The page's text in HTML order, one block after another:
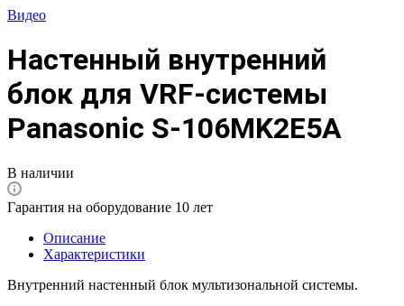
Видео
Настенный внутренний
блок для VRF-системы
Panasonic S-106MK2E5A
В наличии
Гарантия на оборудование 10 лет
Описание
Характеристики
Внутренний настенный блок мультизональной системы.